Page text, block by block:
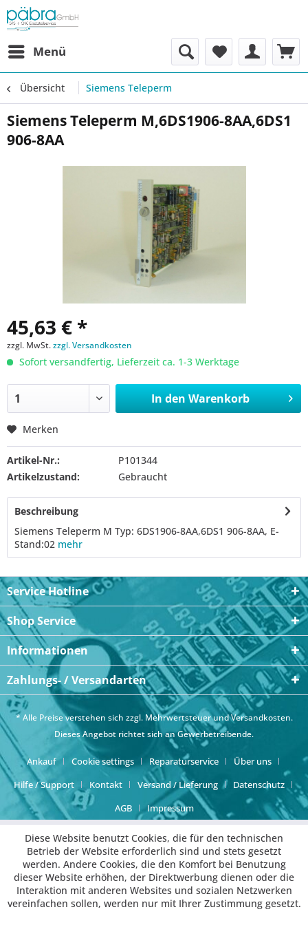
Menü
Übersicht Siemens Teleperm
Siemens Teleperm M,6DS1906-8AA,6DS1
906-8AA
45,63 € *
zzgl. MwSt.zzgl. Versandkosten
Sofort versandfertig, Lieferzeit ca. 1-3 Werktage
In den Warenkorb
Merken
Artikel-Nr.:
P101344
Artikelzustand:
Gebraucht
Beschreibung
Siemens Teleperm M Typ: 6DS1906-8AA,6DS1 906-8AA, E-
Stand:02 mehr
Service Hotline
Shop Service
Informationen
Zahlungs- / Versandarten
* Alle Preise verstehen sich zzgl. Mehrwertsteuer undVersandkosten.
Dieses Angebot richtet sich an Gewerbetreibende.
Ankauf Cookie settings Reparaturservice
Über uns
Hilfe / Support
Kontakt Versand / Lieferung
Datenschutz
AGB
Impressum
Diese Website benutzt Cookies, die für den technischen
Betrieb der Website erforderlich sind und stets gesetzt
werden. Andere Cookies, die den Komfort bei Benutzung
dieser Website erhöhen, der Direktwerbung dienen oder die
Interaktion mit anderen Websites und sozialen Netzwerken
vereinfachen sollen, werden nur mit Ihrer Zustimmung gesetzt.